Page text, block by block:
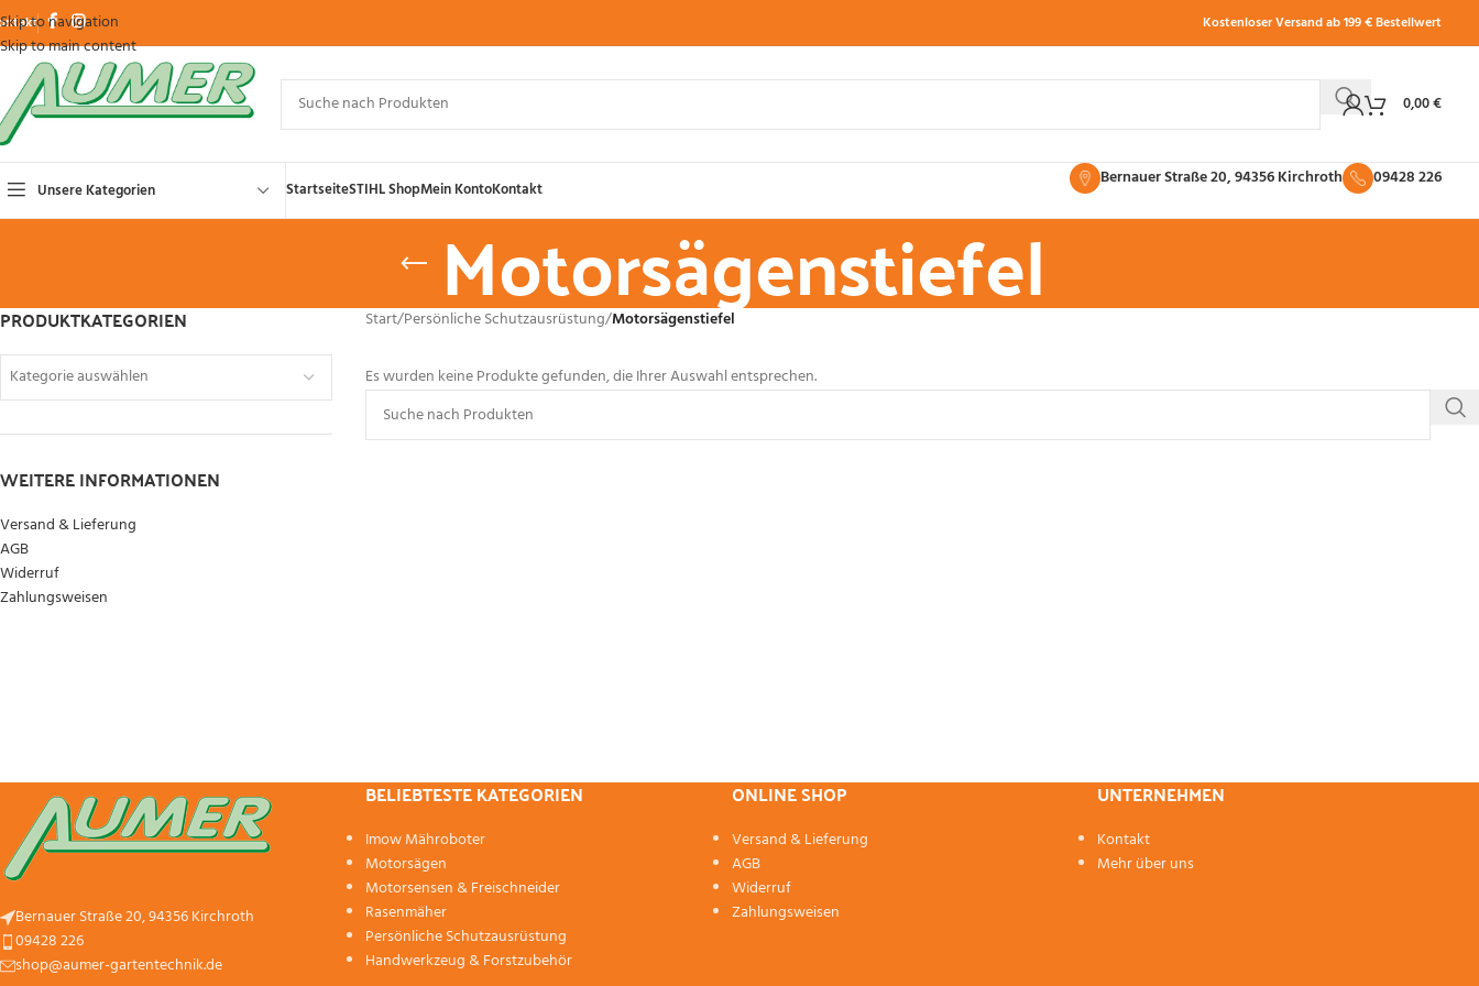
Skip to navigation
Skip to main content
Kostenloser Versand ab 199 € Bestellwert
0,00€
Unsere Kategorien StartseiteSTIHL ShopMein KontoKontakt Bernauer Straße 20, 94356 Kirchroth 09428 226
Motorsägenstiefel
PRODUKTKATEGORIEN
Kategorie auswählen
WEITERE INFORMATIONEN
Versand & Lieferung
AGB
Widerruf
Zahlungsweisen
Start/Persönliche Schutzausrüstung/Motorsägenstiefel
Es wurden keine Produkte gefunden, die Ihrer Auswahl entsprechen.
Bernauer Straße 20, 94356 Kirchroth
09428 226
shop@aumer-gartentechnik.de
BELIEBTESTE KATEGORIEN
Imow Mähroboter
Motorsägen
Motorsensen & Freischneider
Rasenmäher
Persönliche Schutzausrüstung
Handwerkzeug & Forstzubehör
ONLINE SHOP
Versand & Lieferung
AGB
Widerruf
Zahlungsweisen
UNTERNEHMEN
Kontakt
Mehr über uns